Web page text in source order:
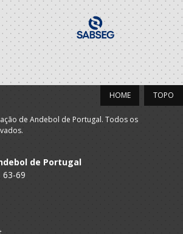
Sad
Gestor Seg./Dir.Campo
Sad
Of.Mesa Clube Formação
TOPO
HOME
de Andebol de Portugal. Todos os
de Portugal
63-69